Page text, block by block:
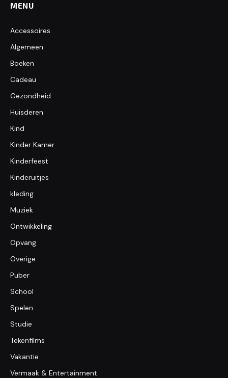
MENU
Accessoires
Algemeen
Boeken
Cadeau
Gezondheid
Huisderen
Kind
Kinder Kamer
Kinderfeest
Kinderuitjes
kleding
Muziek
Ontwikkeling
Opvang
Overige
Puber
School
Spelen
Studie
Tekenfilms
Vakantie
Vermaak & Entertainment